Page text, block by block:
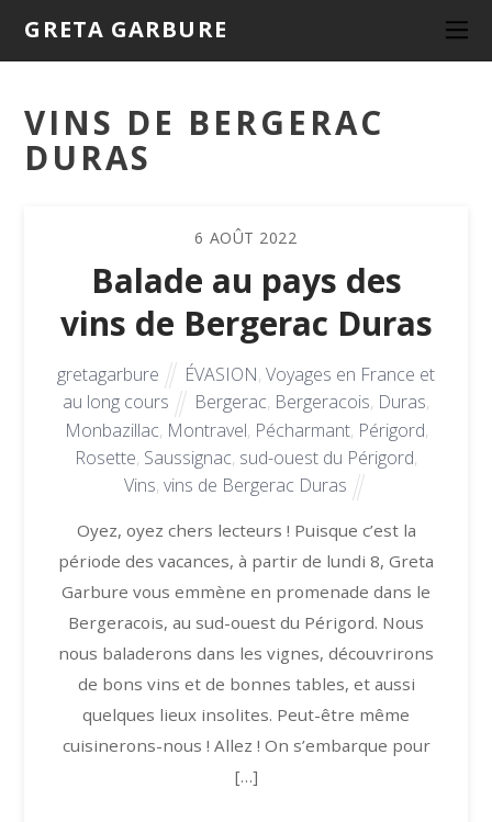
GRETA GARBURE
VINS DE BERGERAC
DURAS
6 AOÛT 2022
Balade au pays des
vins de Bergerac Duras
gretagarbure ÉVASION, Voyages en France et
au long cours
Bergerac, Bergeracois, Duras,
Monbazillac, Montravel, Pécharmant, Périgord,
Rosette, Saussignac, sud-ouest du Périgord,
Vins,vins de Bergerac Duras
Oyez, oyez chers lecteurs ! Puisque c’est la
période des vacances, à partir de lundi 8, Greta
Garbure vous emmène en promenade dans le
Bergeracois, au sud-ouest du Périgord. Nous
nous baladerons dans les vignes, découvrirons
de bons vins et de bonnes tables, et aussi
quelques lieux insolites. Peut-être même
cuisinerons-nous ! Allez ! On s’embarque pour
[…]